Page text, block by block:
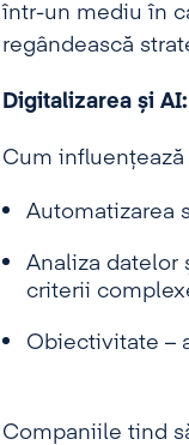
într-un mediu în
regândească
Digitalizarea și
Cum influențează
Automatizarea
Analiza datelor
criterii
Obiectivitate –
Companiile tind